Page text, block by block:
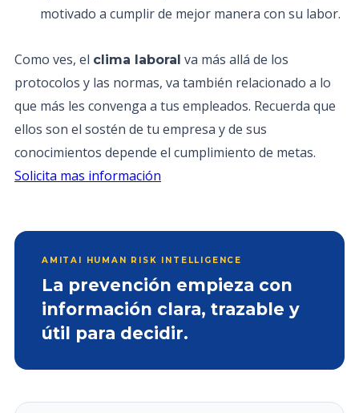
motivado a cumplir de mejor manera con su labor.
Como ves, el clima laboral va más allá de los
protocolos y las normas, va también relacionado a lo
que más les convenga a tus empleados. Recuerda que
ellos son el sostén de tu empresa y de sus
conocimientos depende el cumplimiento de metas.
Solicita mas información
AMITAI HUMAN RISK INTELLIGENCE
La prevención empieza con
información clara, trazable y
útil para decidir.